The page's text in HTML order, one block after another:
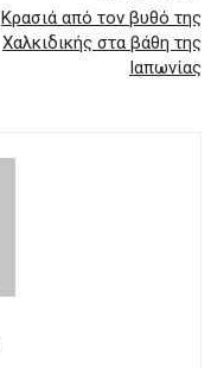
Κρασιά από τον βυθό της
Χαλκιδικής στα βάθη της
Ιαπωνίας